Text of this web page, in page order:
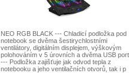
NEO RGB BLACK --- Chladicí podložka pod
notebook se dvěma šestirychlostními
ventilátory, digitálním displejem, výškovým
polohováním v 5 úrovních a dvěma USB
--- Podložka zajišťuje jak odvod tepla z
notebooku a jeho ventilačních otvorů, tak i p